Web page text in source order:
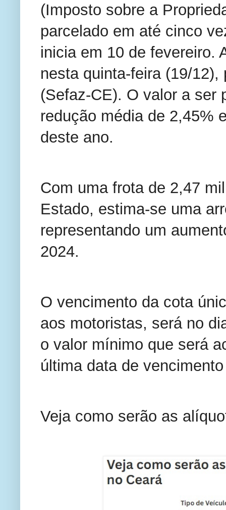
(Imposto sobre a
parcelado em até cinco
inicia em 10 de fevereiro.
nesta quinta-feira (19/
(Sefaz-CE). O valor a ser
redução média de 2,45%
deste ano.
Com uma frota de 2,47
Estado, estima-se uma
representando um
2024.
O vencimento da cota
aos motoristas, será no
o valor mínimo que será
última data de
Veja como serão as